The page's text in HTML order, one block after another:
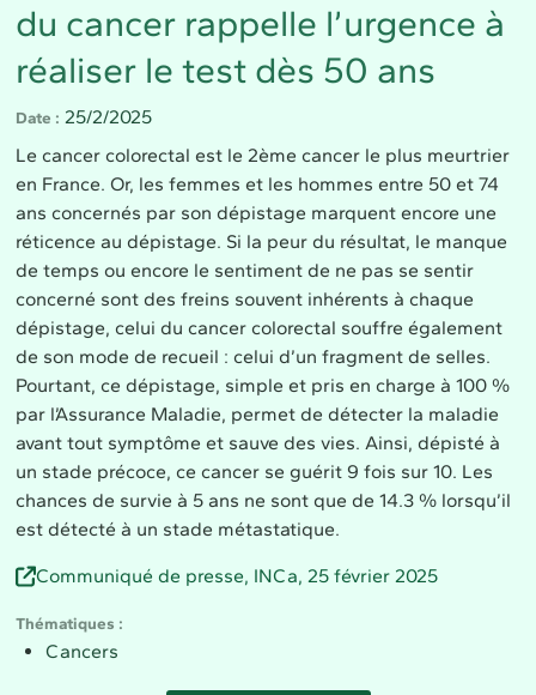
du cancer rappelle l’urgence à
réaliser le test dès 50 ans
Date
25/2/2025
Le cancer colorectal est le 2ème cancer le plus meurtrier
en France. Or, les femmes et les hommes entre 50 et 74
ans concernés par son dépistage marquent encore une
réticence au dépistage. Si la peur du résultat, le manque
de temps ou encore le sentiment de ne pas se sentir
concerné sont des freins souvent inhérents à chaque
dépistage, celui du cancer colorectal souffre également
de son mode de recueil : celui d’un fragment de selles.
Pourtant, ce dépistage, simple et pris en charge à 100 %
par l’Assurance Maladie, permet de détecter la maladie
avant tout symptôme et sauve des vies. Ainsi, dépisté à
un stade précoce, ce cancer se guérit 9 fois sur 10. Les
chances de survie à 5 ans ne sont que de 14.3 % lorsqu’il
est détecté à un stade métastatique.
Communiqué de presse, INCa, 25 février 2025
Thématiques
Cancers